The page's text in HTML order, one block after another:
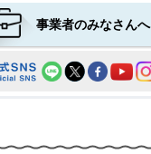
事業者のみなさんへ